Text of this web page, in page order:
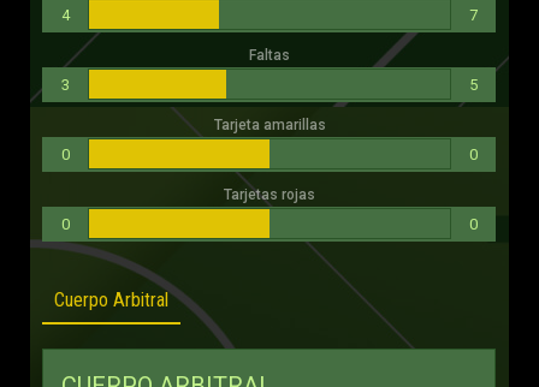
4 7
Faltas
3 5
Tarjeta amarillas
0 0
Tarjetas rojas
0 0
Cuerpo Arbitral